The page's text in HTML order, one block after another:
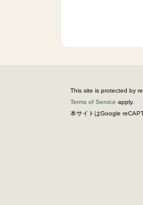
This site is protected by
Terms of Service apply.
本サイトはGoogle